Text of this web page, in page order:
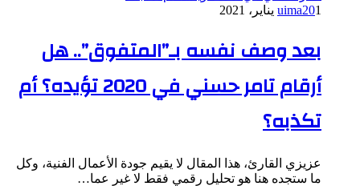
uima201 يناير، 2021
بعد وصف نفسه بـ”المتفوق”.. هل
أرقام تامر حسني في 2020 تؤيده؟ أم
تكذبه؟
عزيزي القارئ، هذا المقال لا يقيم جودة الأعمال الفنية، وكل
ما ستجده هنا هو تحليل رقمي فقط لا غير عما…